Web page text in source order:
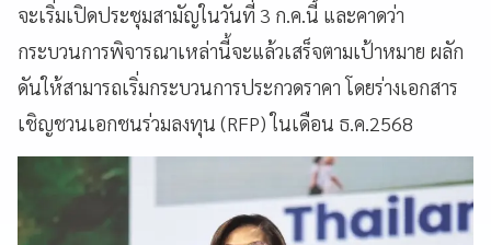
จะเริ่มเปิดประชุมสามัญในวันที่ 3 ก.ค.นี้ และคาดว่า
กระบวนการพิจารณาเหล่านี้จะแล้วเสร็จตามเป้าหมาย ผลัก
ดันให้สามารถเริ่มกระบวนการประกวดราคา โดยร่างเอกสาร
เชิญชวนเอกชนร่วมลงทุน (RFP) ในเดือน ธ.ค.2568